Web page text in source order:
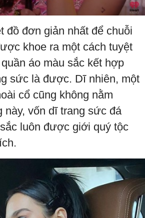
đồ đơn giản nhất để chuỗi
khoe ra một cách tuyệt
áo màu sắc kết hợp
sức là được. Dĩ nhiên, một
cổ cũng không nằm
này, vốn dĩ trang sức đá
luôn được giới quý tộc